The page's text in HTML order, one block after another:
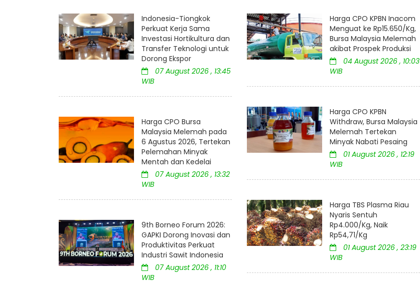
Indonesia-Tiongkok
Perkuat Kerja Sama
Investasi Hortikultura dan
Transfer Teknologi untuk
Dorong Ekspor
07 August 2026 , 13:45
WIB
Harga CPO Bursa
Malaysia Melemah pada
6 Agustus 2026, Tertekan
Pelemahan Minyak
Mentah dan Kedelai
07 August 2026 , 13:32
WIB
9th Borneo Forum 2026:
GAPKI Dorong Inovasi dan
Produktivitas Perkuat
Industri Sawit Indonesia
07 August 2026 , 11:10
WIB
Harga CPO KPBN Inacom
Menguat ke Rp15.650/Kg,
Bursa Malaysia Melemah
akibat Prospek Produksi
04 August 2026 , 10:03
WIB
Harga CPO KPBN
Withdraw, Bursa Malaysia
Melemah Tertekan
Minyak Nabati Pesaing
01 August 2026 , 12:19
WIB
Harga TBS Plasma Riau
Nyaris Sentuh
Rp4.000/Kg, Naik
Rp54,71/Kg
01 August 2026 , 23:19
WIB